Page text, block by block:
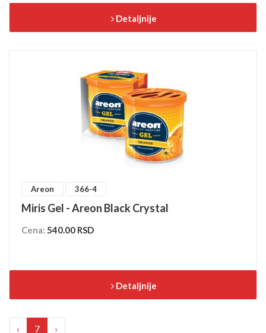
Detaljnije
Areon 366-4
Miris Gel - Areon Black Crystal
Cena: 540.00 RSD
Detaljnije
‹ 7 ›